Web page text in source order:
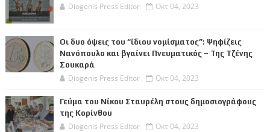
Diogenis Press Editor Οκτ 04, 2023
Οι δυο όψεις του “ίδιου νομίσματος”: Ψηφίζεις
Νανόπουλο και βγαίνει Πνευματικός – Της Τζένης
Σουκαρά
Diogenis Press Editor Οκτ 04, 2023
Γεύμα του Νίκου Σταυρέλη στους δημοσιογράφους
της Κορίνθου
Diogenis Press Editor Οκτ 04, 2023